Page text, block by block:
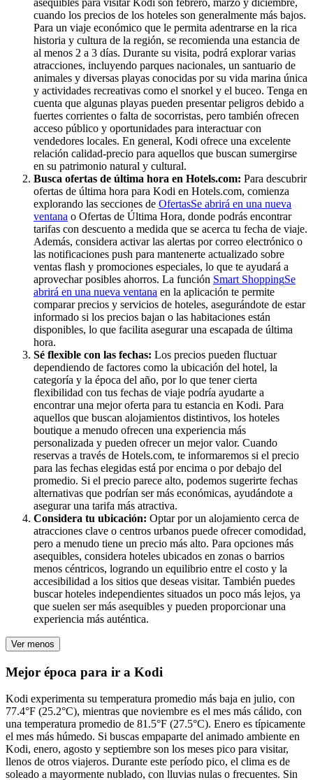
asequibles para visitar Kodi son febrero, marzo y diciembre,
cuando los precios de los hoteles son generalmente más bajos.
Para un viaje económico que le permita adentrarse en la rica
historia y cultura de la región, se recomienda una estancia de
al menos 2 a 3 días. Durante su visita, podrá explorar varias
atracciones, incluyendo parques nacionales, un santuario de
animales y diversas playas conocidas por su vida marina única
y actividades recreativas como el snorkel y el buceo. Tenga en
cuenta que algunas playas pueden presentar peligros debido a
fuertes corrientes o falta de socorristas, pero también ofrecen
acceso público y oportunidades para interactuar con
vendedores locales. En general, Kodi ofrece una excelente
relación calidad-precio para aquellos que buscan sumergirse
en su patrimonio natural y cultural.
Busca ofertas de última hora en Hotels.com: Para descubrir
ofertas de última hora para Kodi en Hotels.com, comienza
explorando las secciones de OfertasSe abrirá en una nueva
ventana o Ofertas de Última Hora, donde podrás encontrar
tarifas con descuento a medida que se acerca tu fecha de viaje.
Además, considera activar las alertas por correo electrónico o
las notificaciones push para mantenerte actualizado sobre
ventas flash y promociones especiales, lo que te ayudará a
aprovechar posibles ahorros. La función Smart ShoppingSe
abrirá en una nueva ventana en la aplicación te permite
comparar precios y servicios de hoteles, asegurándote de estar
informado si los precios bajan o las habitaciones están
disponibles, lo que facilita asegurar una escapada de última
hora.
Sé flexible con las fechas: Los precios pueden fluctuar
dependiendo de factores como la ubicación del hotel, la
categoría y la época del año, por lo que tener cierta
flexibilidad con tus fechas de viaje podría ayudarte a
encontrar una mejor oferta para tu estancia en Kodi. Para
aquellos que buscan alojamientos distintivos, los hoteles
boutique a menudo ofrecen una experiencia más
personalizada y pueden ofrecer un mejor valor. Cuando
reservas a través de Hotels.com, te informaremos si el precio
para las fechas elegidas está por encima o por debajo del
promedio. Si el precio parece alto, podemos sugerirte fechas
alternativas que podrían ser más económicas, ayudándote a
asegurar una tarifa más atractiva.
Considera tu ubicación: Optar por un alojamiento cerca de
atracciones clave o centros urbanos puede ofrecer comodidad,
pero a menudo tiene un precio más alto. Para opciones más
asequibles, considera hoteles ubicados en zonas o barrios
menos céntricos, logrando un equilibrio entre el costo y la
accesibilidad a los sitios que deseas visitar. También puedes
buscar hoteles independientes situados un poco más lejos, ya
que suelen ser más asequibles y pueden proporcionar una
experiencia más auténtica.
Ver menos
Mejor época para ir a Kodi
Kodi experimenta su temperatura promedio más baja en julio, con
77.4°F (25.2°C), mientras que noviembre es el mes más cálido, con
una temperatura promedio de 81.5°F (27.5°C). Enero es típicamente
el mes más húmedo. Si buscas empaparte del animado ambiente en
Kodi, enero, agosto y septiembre son los meses pico para visitar,
llenos de otros viajeros. Durante este período pico, el clima es de
soleado a mayormente nublado, con lluvias nulas o frecuentes. Sin